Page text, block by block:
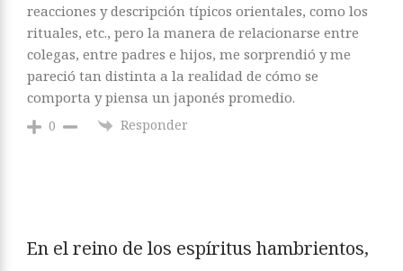
reacciones y descripción típicos orientales, como los
rituales, etc., pero la manera de relacionarse entre
colegas, entre padres e hijos, me sorprendió y me
pareció tan distinta a la realidad de cómo se
comporta y piensa un japonés promedio.
0 Responder
En el reino de los espíritus hambrientos,